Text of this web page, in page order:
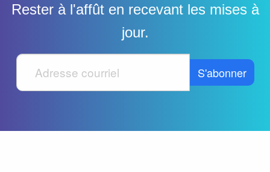
Rester à l'affût en recevant les mises à
jour.